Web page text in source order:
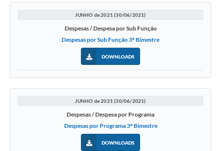
JUNHO de 2021 (30/06/2021)
Despesas / Despesa por Sub Função
Despesas por Sub Função 3º Bimestre
DOWNLOADS
JUNHO de 2021 (30/06/2021)
Despesas / Despesa por Programa
Despesas por Programa 3º Bimestre
DOWNLOADS